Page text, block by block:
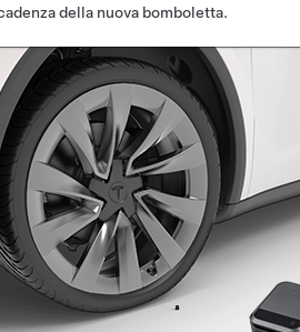
della nuova bomboletta.